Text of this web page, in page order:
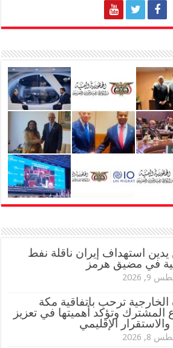
يدين استهداف إيران ناقلة نفط
في مضيق هرمز
2026
الخارجية ترحب باتفاقية مكة
المشترك وتؤكد أهميتها في تعزيز
والاستقرار الإقليمي
8, 2026